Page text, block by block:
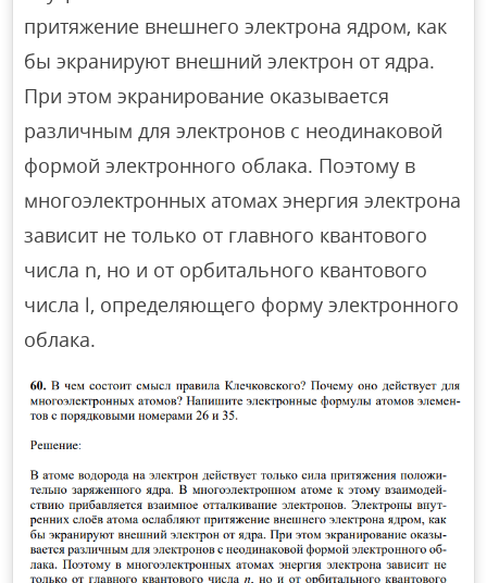
притяжение внешнего электрона ядром, как
бы экранируют внешний электрон от ядра.
При этом экранирование оказывается
различным для электронов с неодинаковой
формой электронного облака. Поэтому в
многоэлектронных атомах энергия электрона
зависит не только от главного квантового
числа n, но и от орбитального квантового
числа l, определяющего форму электронного
облака.